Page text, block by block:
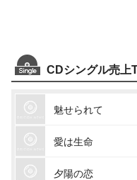
CDシングル売上
魅せられて
愛は生命
夕陽の恋